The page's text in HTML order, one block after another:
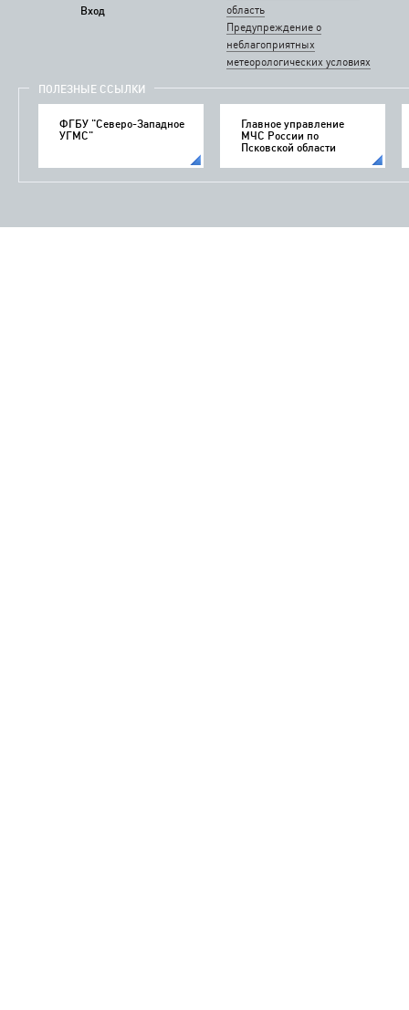
Вход
область
Предупреждение о
неблагоприятных
метеорологических условиях
ПОЛЕЗНЫЕ ССЫЛКИ
ФГБУ "Северо-Западное
УГМС"
Главное управление
МЧС России по
Псковской области